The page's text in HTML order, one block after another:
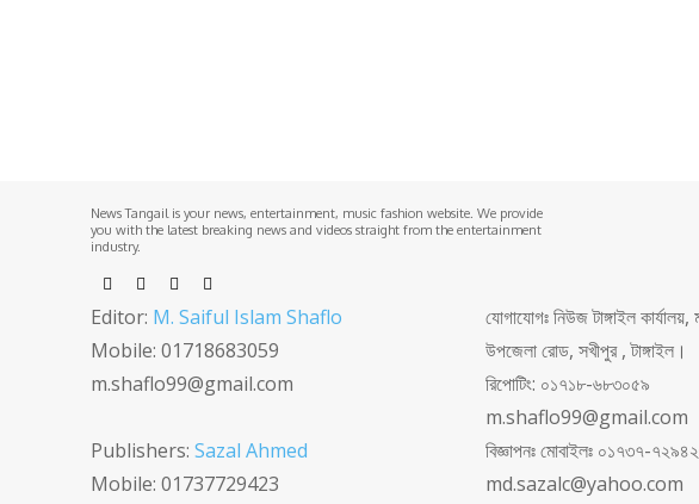
News Tangail is your news, entertainment, music fashion website. We provide
you with the latest breaking news and videos straight from the entertainment
industry.
Editor: M. Saiful Islam Shaflo
Mobile: 01718683059
m.shaflo99@gmail.com
Publishers: Sazal Ahmed
Mobile: 01737729423
যোগাযোগঃ নিউজ টাঙ্গাইল কার্যালয়,
উপজেলা রোড, সখীপুর , টাঙ্গাইল।
রিপোটিং: ০১৭১৮-৬৮৩০৫৯
m.shaflo99@gmail.com
বিজ্ঞাপনঃ মোবাইলঃ ০১৭৩৭-
md.sazalc@yahoo.com